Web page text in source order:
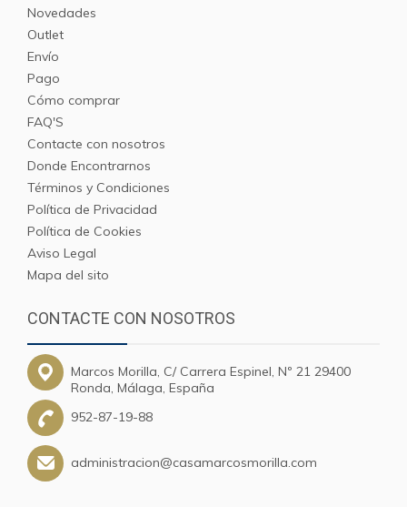
Novedades
Outlet
Envío
Pago
Cómo comprar
FAQ'S
Contacte con nosotros
Donde Encontrarnos
Términos y Condiciones
Política de Privacidad
Política de Cookies
Aviso Legal
Mapa del sito
CONTACTE CON NOSOTROS
Marcos Morilla, C/ Carrera Espinel, Nº 21 29400
Ronda, Málaga, España
952-87-19-88
administracion@casamarcosmorilla.com